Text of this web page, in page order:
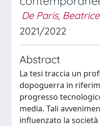
De Paris, Beatrice
2021/2022
Abstract
La tesi traccia un
dopoguerra in
progresso
media. Tali
influenzato la